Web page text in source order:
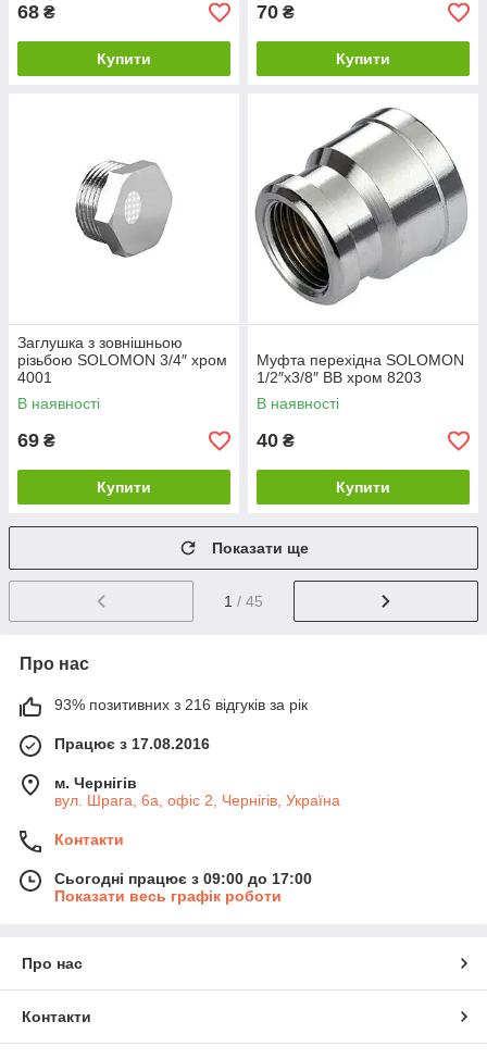
68 ₴
Купити
70 ₴
Купити
Заглушка з зовнішньою
різьбою SOLOMON 3/4″ хром
4001
В наявності
69 ₴
Купити
Муфта перехідна SOLOMON
1/2″х3/8″ ВВ хром 8203
В наявності
40 ₴
Купити
Показати ще
1 / 45
Про нас
93% позитивних з 216 відгуків за рік
Працює з 17.08.2016
м. Чернігів
вул. Шрага, 6а, офіс 2, Чернігів, Україна
Контакти
Сьогодні працює з 09:00 до 17:00
Показати весь графік роботи
Про нас
Контакти